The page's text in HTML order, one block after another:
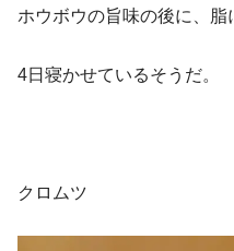
ホウボウの旨味の後に、脂
4日寝かせているそうだ。
クロムツ